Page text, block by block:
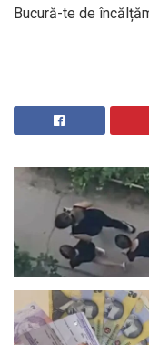
Bucură-te de